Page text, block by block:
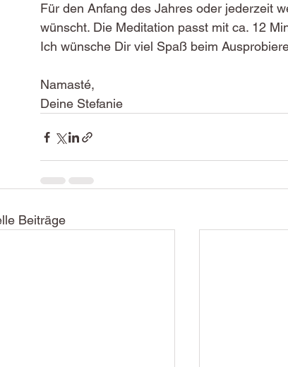
Für den Anfang des Jahres oder jederzeit
wünscht. Die Meditation passt mit ca. 12
Ich wünsche Dir viel Spaß beim
Namasté,
Deine Stefanie
Beiträge